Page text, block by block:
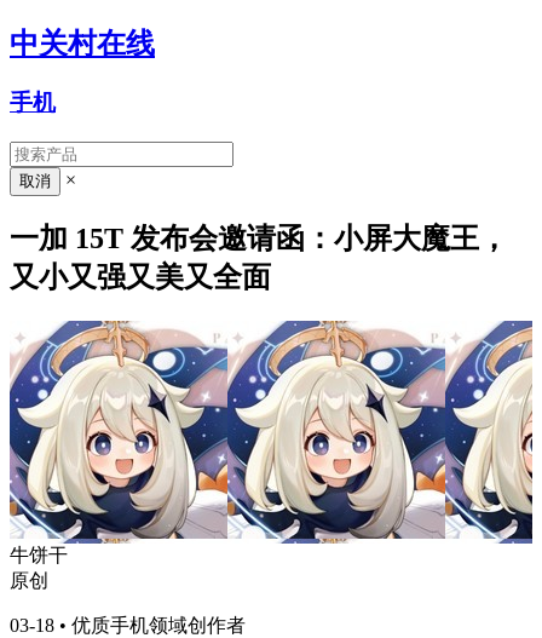
中关村在线
手机
×
一加 15T 发布会邀请函：小屏大魔王，
又小又强又美又全面
牛饼干
原创
03-18 • 优质手机领域创作者